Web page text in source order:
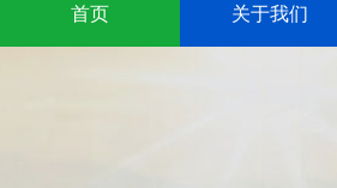
首页 关于我们